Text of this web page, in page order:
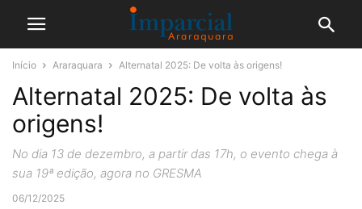
Início Araraquara Alternatal 2025: De volta às origens!
Alternatal 2025: De volta às
origens!
No dia 13 de dezembro, a partir das 17h, o evento chega à
sua 19ª edição, agora no GRESMA
06/12/2025